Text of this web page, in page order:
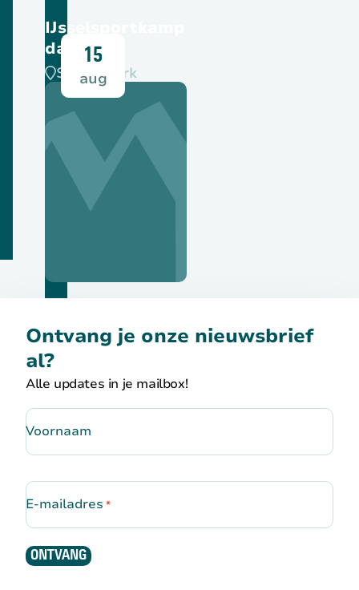
IJsselsportkamp
dag 2
SPOC-park
15
aug
Bekijk deze activiteit
Ontvang je onze nieuwsbrief
al?
Alle updates in je mailbox!
Voornaam
E-mailadres *
ONTVANG